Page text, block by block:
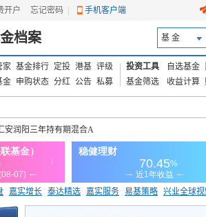
开户 忘记密码 手机客户端
档案 基 金
家 基金排行 定投 港基 评级
金 申购状态 分红 公告 私募
投资工具 自选基金
基金筛选
收益计算
安润阳三年持有期混合A
嘉实增长 泰达精选 嘉实服务 易基策略 兴业全球
价值ETF